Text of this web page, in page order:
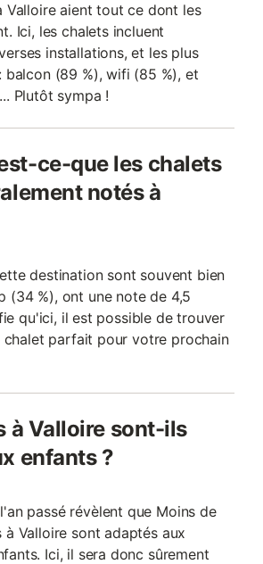
Valloire aient tout ce dont les
Ici, les chalets incluent
installations, et les plus
balcon (89 %), wifi (85 %), et
Plutôt sympa !
ce-que les chalets
notés à
destination sont souvent bien
(34 %), ont une note de 4,5
qu'ici, il est possible de trouver
chalet parfait pour votre prochain
à Valloire sont-ils
enfants ?
passé révèlent que Moins de
à Valloire sont adaptés aux
Ici, il sera donc sûrement